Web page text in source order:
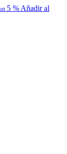
5 % Añadir al